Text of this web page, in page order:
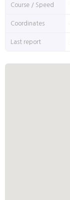
Course / Speed
Coordinates
Last report